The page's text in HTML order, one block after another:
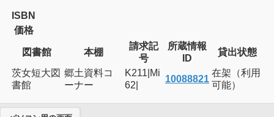
ISBN
価格
図書館 本棚
請求記
号
所蔵情報
ID
貸出状態
茨女短大図
書館
郷土資料コ
ーナー
K211|Mi
62|
10088821
在架（利用
可能）